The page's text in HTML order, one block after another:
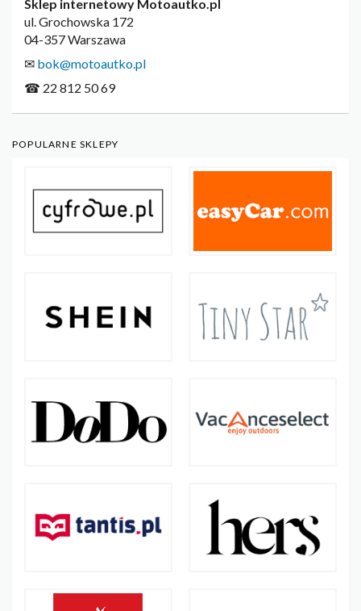
Sklep internetowy Motoautko.pl
ul. Grochowska 172
04-357 Warszawa
✉ bok@motoautko.pl
☎ 22 812 50 69
POPULARNE SKLEPY